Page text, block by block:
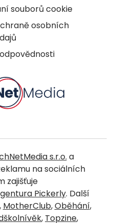
souborů cookie
osobních
s.r.o. a
na sociálních
zajišťuje
Pickerly. Další
MotherClub,Oběhání,
, Topzine,